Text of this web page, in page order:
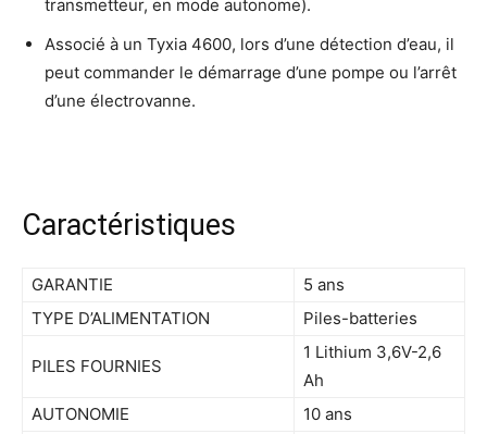
transmetteur, en mode autonome).
Associé à un Tyxia 4600, lors d’une détection d’eau, il
peut commander le démarrage d’une pompe ou l’arrêt
d’une électrovanne.
Caractéristiques
GARANTIE
5 ans
TYPE D’ALIMENTATION
Piles-batteries
PILES FOURNIES
1 Lithium 3,6V-2,6
Ah
AUTONOMIE
10 ans